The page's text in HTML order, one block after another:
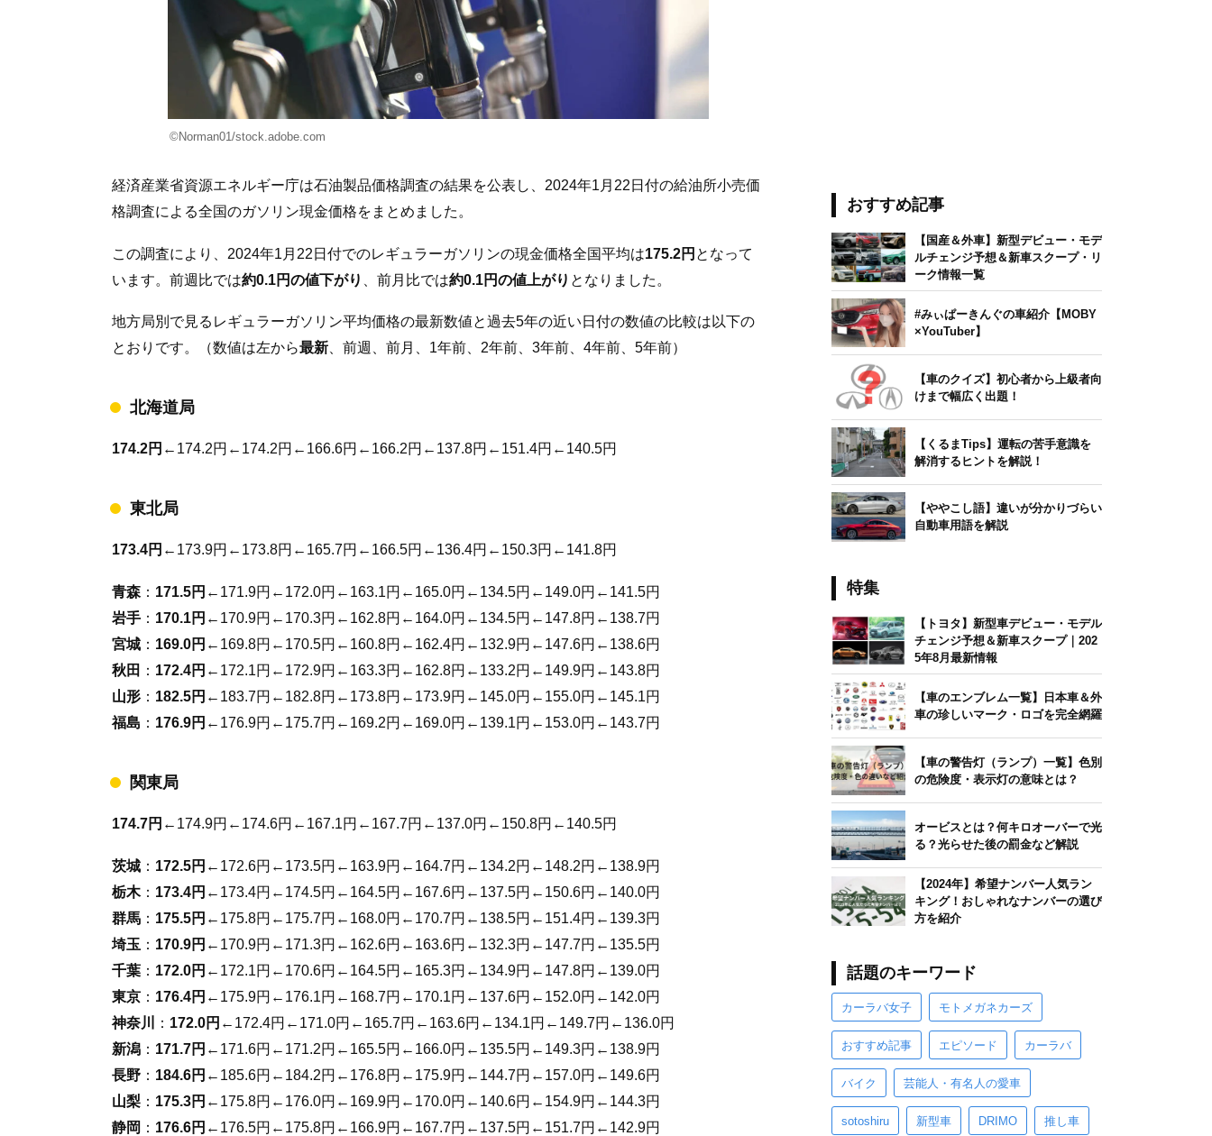
©Norman01/stock.adobe.com
経済産業省資源エネルギー庁は石油製品価格調査の結果を公表し、2024年1月22日付の給油所小売価
格調査による全国のガソリン現金価格をまとめました。
この調査により、2024年1月22日付でのレギュラーガソリンの現金価格全国平均は175.2円 となって
います。前週比では約0.1円の値下がり 、前月比では約0.1円の値上がり となりました。
地方局別で見るレギュラーガソリン平均価格の最新数値と過去5年の近い日付の数値の比較は以下の
とおりです。（数値は左から最新 、前週、前月、1年前、2年前、3年前、4年前、5年前）
北海道局
174.2円 ←174.2円←174.2円←166.6円←166.2円←137.8円←151.4円←140.5円
東北局
173.4円 ←173.9円←173.8円←165.7円←166.5円←136.4円←150.3円←141.8円
青森 ： 171.5円 ←171.9円←172.0円←163.1円←165.0円←134.5円←149.0円←141.5円
岩手 ： 170.1円 ←170.9円←170.3円←162.8円←164.0円←134.5円←147.8円←138.7円
宮城 ： 169.0円 ←169.8円←170.5円←160.8円←162.4円←132.9円←147.6円←138.6円
秋田 ： 172.4円 ←172.1円←172.9円←163.3円←162.8円←133.2円←149.9円←143.8円
山形 ： 182.5円 ←183.7円←182.8円←173.8円←173.9円←145.0円←155.0円←145.1円
福島 ： 176.9円 ←176.9円←175.7円←169.2円←169.0円←139.1円←153.0円←143.7円
関東局
174.7円 ←174.9円←174.6円←167.1円←167.7円←137.0円←150.8円←140.5円
茨城 ： 172.5円 ←172.6円←173.5円←163.9円←164.7円←134.2円←148.2円←138.9円
栃木： 173.4円 ←173.4円←174.5円←164.5円←167.6円←137.5円←150.6円←140.0円
群馬 ： 175.5円 ←175.8円←175.7円←168.0円←170.7円←138.5円←151.4円←139.3円
埼玉 ： 170.9円 ←170.9円←171.3円←162.6円←163.6円←132.3円←147.7円←135.5円
千葉 ： 172.0円 ←172.1円←170.6円←164.5円←165.3円←134.9円←147.8円←139.0円
東京 ： 176.4円 ←175.9円←176.1円←168.7円←170.1円←137.6円←152.0円←142.0円
神奈川
： 172.0円 ←172.4円←171.0円←165.7円←163.6円←134.1円←149.7円←136.0円
新潟 ： 171.7円 ←171.6円←171.2円←165.5円←166.0円←135.5円←149.3円←138.9円
長野 ： 184.6円 ←185.6円←184.2円←176.8円←175.9円←144.7円←157.0円←149.6円
山梨 ： 175.3円 ←175.8円←176.0円←169.9円←170.0円←140.6円←154.9円←144.3円
静岡 ： 176.6円 ←176.5円←175.8円←166.9円←167.7円←137.5円←151.7円←142.9円
おすすめ記事
【国産＆外車】新型デビュー・モデ
ルチェンジ予想＆新車スクープ・リ
ーク情報一覧
#みぃぱーきんぐの車紹介【MOBY
×YouTuber】
【車のクイズ】初心者から上級者向
けまで幅広く出題！
【くるまTips】運転の苦手意識を
解消するヒントを解説！
【ややこし語】違いが分かりづらい
自動車用語を解説
特集
【トヨタ】新型車デビュー・モデル
チェンジ予想＆新車スクープ｜202
5年8月最新情報
【車のエンブレム一覧】日本車＆外
車の珍しいマーク・ロゴを完全網羅
【車の警告灯（ランプ）一覧】色別
の危険度・表示灯の意味とは？
オービスとは？何キロオーバーで光
る？光らせた後の罰金など解説
【2024年】希望ナンバー人気ラン
キング！おしゃれなナンバーの選び
方を紹介
話題のキーワード
カーラバ女子 モトメガネカーズ
おすすめ記事 エピソード カーラバ
バイク 芸能人・有名人の愛車
sotoshiru 新型車 DRIMO 推し車